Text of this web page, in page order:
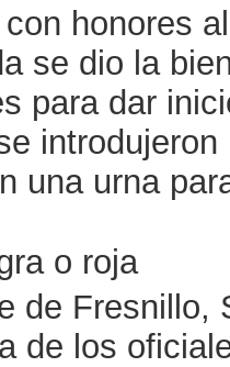
honores
se dio la
para dar
una urna
de Fresnillo,
de los